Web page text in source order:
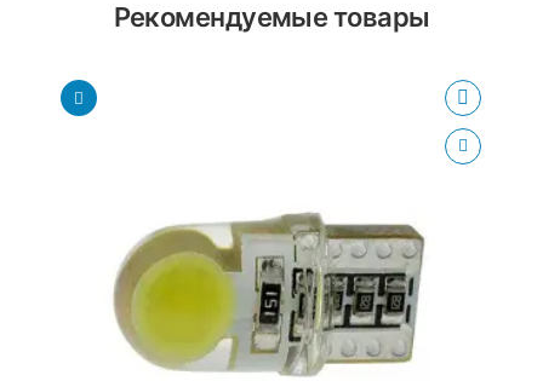
Рекомендуемые товары